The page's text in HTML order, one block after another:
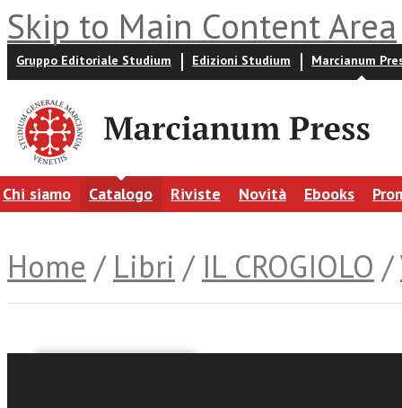
Skip to Main Content Area
Gruppo Editoriale Studium Edizioni Studium Marcianum
Chi siamo Catalogo Riviste Novità Ebooks
Home / Libri / IL CROGIOLO /